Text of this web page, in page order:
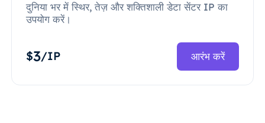
दुनिया भर में स्थिर, तेज़ और शक्तिशाली डेटा सेंटर IP का
उपयोग करें।
$3/IP आरंभ करें